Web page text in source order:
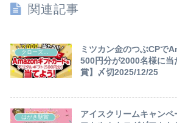
関連記事
ミツカン金のつぶCPで
500円分が2000名様に当
賞】〆切2025/12/25
はがき懸賞
アイスクリームキャン